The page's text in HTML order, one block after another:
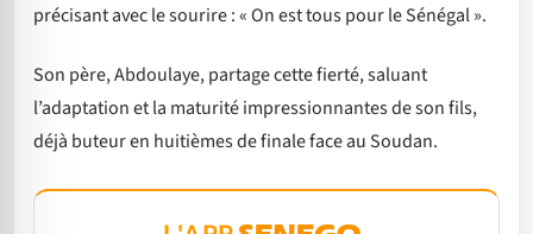
précisant avec le sourire : « On est tous pour le Sénégal ».
Son père, Abdoulaye, partage cette fierté, saluant
l’adaptation et la maturité impressionnantes de son fils,
déjà buteur en huitièmes de finale face au Soudan.